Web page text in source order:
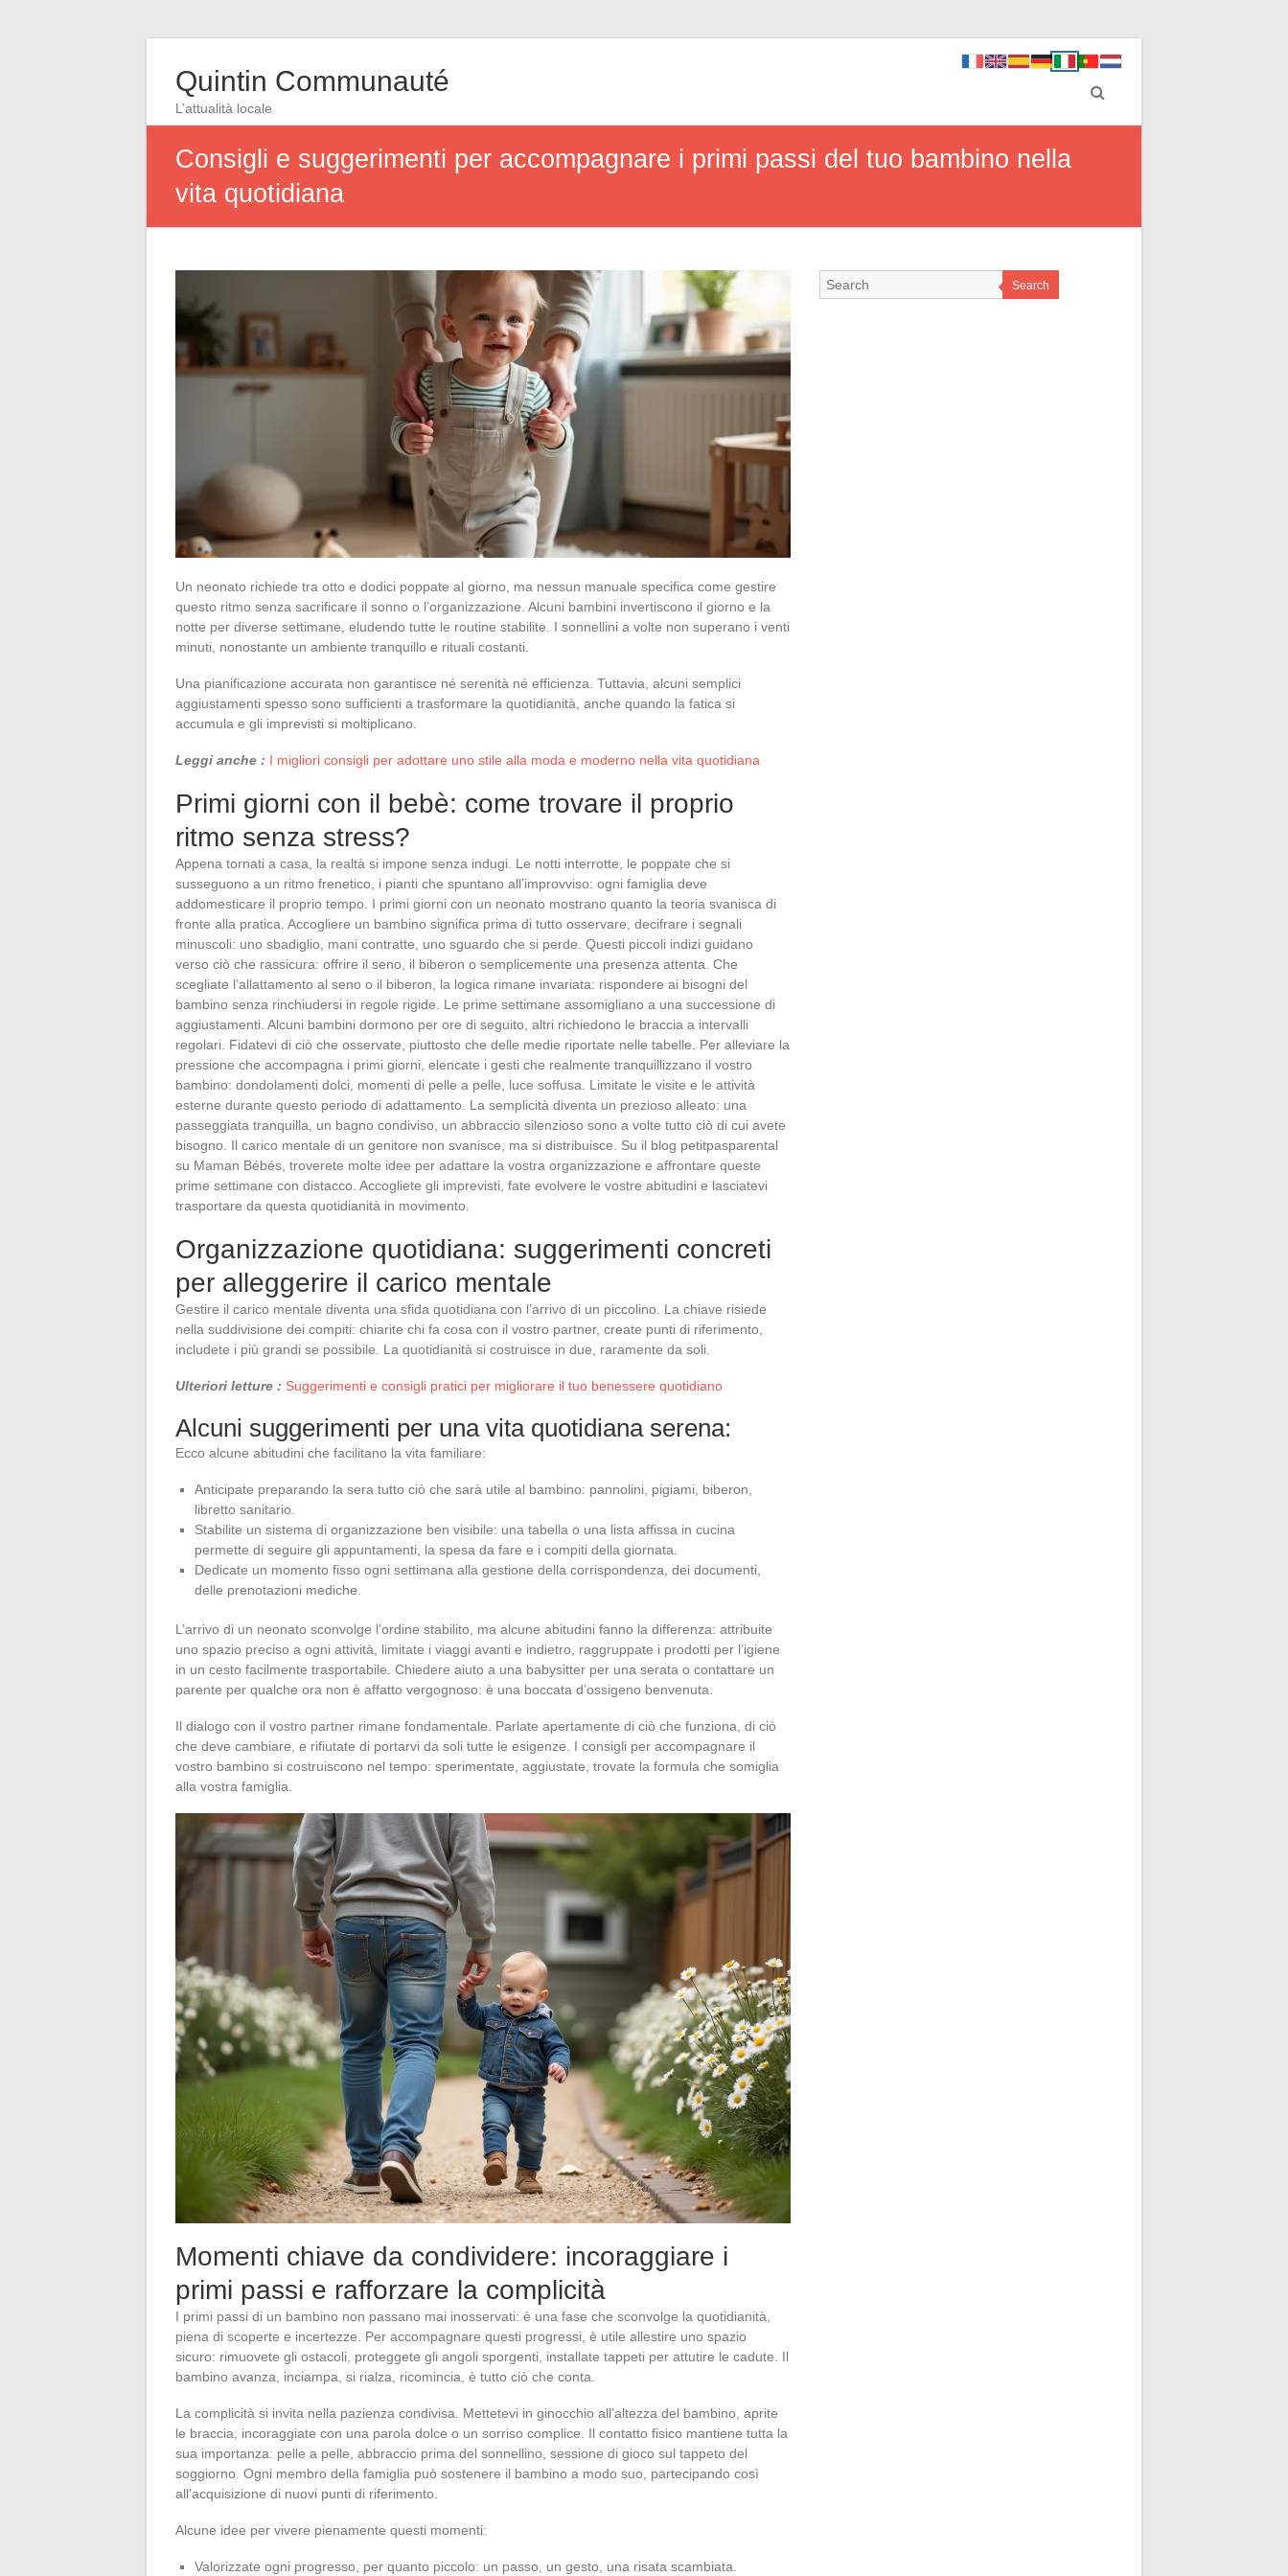
Quintin Communauté
L’attualità locale
Consigli e suggerimenti per accompagnare i primi passi del tuo bambino nella
vita quotidiana
Un neonato richiede tra otto e dodici poppate al giorno, ma nessun manuale specifica come gestire
questo ritmo senza sacrificare il sonno o l’organizzazione. Alcuni bambini invertiscono il giorno e la
notte per diverse settimane, eludendo tutte le routine stabilite. I sonnellini a volte non superano i venti
minuti, nonostante un ambiente tranquillo e rituali costanti.
Una pianificazione accurata non garantisce né serenità né efficienza. Tuttavia, alcuni semplici
aggiustamenti spesso sono sufficienti a trasformare la quotidianità, anche quando la fatica si
accumula e gli imprevisti si moltiplicano.
Leggi anche : I migliori consigli per adottare uno stile alla moda e moderno nella vita quotidiana
Primi giorni con il bebè: come trovare il proprio
ritmo senza stress?
Appena tornati a casa, la realtà si impone senza indugi. Le notti interrotte, le poppate che si
susseguono a un ritmo frenetico, i pianti che spuntano all’improvviso: ogni famiglia deve
addomesticare il proprio tempo. I primi giorni con un neonato mostrano quanto la teoria svanisca di
fronte alla pratica. Accogliere un bambino significa prima di tutto osservare, decifrare i segnali
minuscoli: uno sbadiglio, mani contratte, uno sguardo che si perde. Questi piccoli indizi guidano
verso ciò che rassicura: offrire il seno, il biberon o semplicemente una presenza attenta. Che
scegliate l’allattamento al seno o il biberon, la logica rimane invariata: rispondere ai bisogni del
bambino senza rinchiudersi in regole rigide. Le prime settimane assomigliano a una successione di
aggiustamenti. Alcuni bambini dormono per ore di seguito, altri richiedono le braccia a intervalli
regolari. Fidatevi di ciò che osservate, piuttosto che delle medie riportate nelle tabelle. Per alleviare la
pressione che accompagna i primi giorni, elencate i gesti che realmente tranquillizzano il vostro
bambino: dondolamenti dolci, momenti di pelle a pelle, luce soffusa. Limitate le visite e le attività
esterne durante questo periodo di adattamento. La semplicità diventa un prezioso alleato: una
passeggiata tranquilla, un bagno condiviso, un abbraccio silenzioso sono a volte tutto ciò di cui avete
bisogno. Il carico mentale di un genitore non svanisce, ma si distribuisce. Su il blog petitpasparental
su Maman Bébés, troverete molte idee per adattare la vostra organizzazione e affrontare queste
prime settimane con distacco. Accogliete gli imprevisti, fate evolvere le vostre abitudini e lasciatevi
trasportare da questa quotidianità in movimento.
Organizzazione quotidiana: suggerimenti concreti
per alleggerire il carico mentale
Gestire il carico mentale diventa una sfida quotidiana con l’arrivo di un piccolino. La chiave risiede
nella suddivisione dei compiti: chiarite chi fa cosa con il vostro partner, create punti di riferimento,
includete i più grandi se possibile. La quotidianità si costruisce in due, raramente da soli.
Ulteriori letture : Suggerimenti e consigli pratici per migliorare il tuo benessere quotidiano
Alcuni suggerimenti per una vita quotidiana serena:
Ecco alcune abitudini che facilitano la vita familiare:
Anticipate preparando la sera tutto ciò che sarà utile al bambino: pannolini, pigiami, biberon,
libretto sanitario.
Stabilite un sistema di organizzazione ben visibile: una tabella o una lista affissa in cucina
permette di seguire gli appuntamenti, la spesa da fare e i compiti della giornata.
Dedicate un momento fisso ogni settimana alla gestione della corrispondenza, dei documenti,
delle prenotazioni mediche.
L’arrivo di un neonato sconvolge l’ordine stabilito, ma alcune abitudini fanno la differenza: attribuite
uno spazio preciso a ogni attività, limitate i viaggi avanti e indietro, raggruppate i prodotti per l’igiene
in un cesto facilmente trasportabile. Chiedere aiuto a una babysitter per una serata o contattare un
parente per qualche ora non è affatto vergognoso: è una boccata d’ossigeno benvenuta.
Il dialogo con il vostro partner rimane fondamentale. Parlate apertamente di ciò che funziona, di ciò
che deve cambiare, e rifiutate di portarvi da soli tutte le esigenze. I consigli per accompagnare il
vostro bambino si costruiscono nel tempo: sperimentate, aggiustate, trovate la formula che somiglia
alla vostra famiglia.
Momenti chiave da condividere: incoraggiare i
primi passi e rafforzare la complicità
I primi passi di un bambino non passano mai inosservati: è una fase che sconvolge la quotidianità,
piena di scoperte e incertezze. Per accompagnare questi progressi, è utile allestire uno spazio
sicuro: rimuovete gli ostacoli, proteggete gli angoli sporgenti, installate tappeti per attutire le cadute. Il
bambino avanza, inciampa, si rialza, ricomincia, è tutto ciò che conta.
La complicità si invita nella pazienza condivisa. Mettetevi in ginocchio all’altezza del bambino, aprite
le braccia, incoraggiate con una parola dolce o un sorriso complice. Il contatto fisico mantiene tutta la
sua importanza: pelle a pelle, abbraccio prima del sonnellino, sessione di gioco sul tappeto del
soggiorno. Ogni membro della famiglia può sostenere il bambino a modo suo, partecipando così
all’acquisizione di nuovi punti di riferimento.
Alcune idee per vivere pienamente questi momenti:
Valorizzate ogni progresso, per quanto piccolo: un passo, un gesto, una risata scambiata.
Search